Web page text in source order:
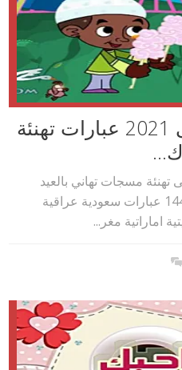
رسائل عيد الأضحى 2021 عبارات تهنئة
الاضحى 2021 احلى تهنئة مسجات تهاني بالعيد
المبارك رسائل العيد الكبير 1442 عبارات سعودية عراقية
اماراتية مغر...